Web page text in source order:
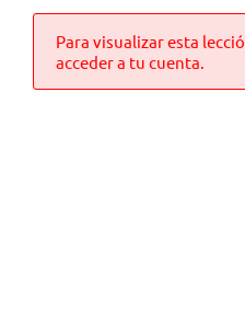
Para visualizar esta
acceder a tu cuenta.